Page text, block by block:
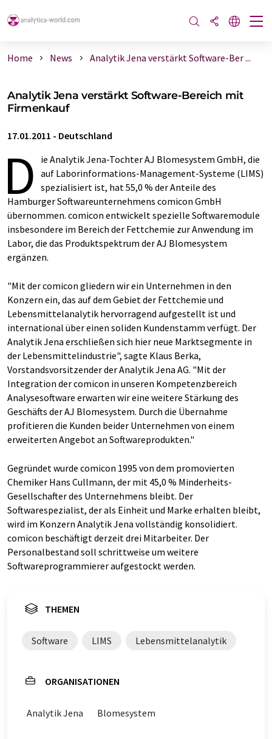
Home News Analytik Jena verstärkt Software-Ber ...
Analytik Jena verstärkt Software-Bereich mit
Firmenkauf
17.01.2011 - Deutschland
D
ie Analytik Jena-Tochter AJ Blomesystem GmbH, die
auf Laborinformations-Management-Systeme (LIMS)
spezialisiert ist, hat 55,0 % der Anteile des
Hamburger Softwareunternehmens comicon GmbH
übernommen. comicon entwickelt spezielle Softwaremodule
insbesondere im Bereich der Fettchemie zur Anwendung im
Labor, die das Produktspektrum der AJ Blomesystem
ergänzen.
"Mit der comicon gliedern wir ein Unternehmen in den
Konzern ein, das auf dem Gebiet der Fettchemie und
Lebensmittelanalytik hervorragend aufgestellt ist und
international über einen soliden Kundenstamm verfügt. Der
Analytik Jena erschließen sich hier neue Marktsegmente in
der Lebensmittelindustrie", sagte Klaus Berka,
Vorstandsvorsitzender der Analytik Jena AG. "Mit der
Integration der comicon in unseren Kompetenzbereich
Analysesoftware erwarten wir eine weitere Stärkung des
Geschäfts der AJ Blomesystem. Durch die Übernahme
profitieren die Kunden beider Unternehmen von einem
erweiterten Angebot an Softwareprodukten."
Gegründet wurde comicon 1995 von dem promovierten
Chemiker Hans Cullmann, der mit 45,0 % Minderheits-
Gesellschafter des Unternehmens bleibt. Der
Softwarespezialist, der als Einheit und Marke erhalten bleibt,
wird im Konzern Analytik Jena vollständig konsolidiert.
comicon beschäftigt derzeit drei Mitarbeiter. Der
Personalbestand soll schrittweise um weitere
Softwareprogrammierer aufgestockt werden.
THEMEN
Software LIMS Lebensmittelanalytik
ORGANISATIONEN
Analytik Jena Blomesystem